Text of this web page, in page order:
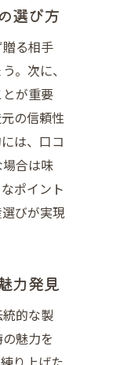
選び方
る相手
。次に、
が重要
の信頼性
は、口コ
合は味
ポイント
びが実現
力発見
的な製
魅力を